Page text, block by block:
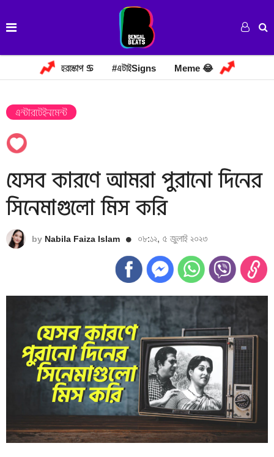
হরস্কোপ ♋ #এটাইSigns Meme 😂
এন্টারটেইনমেন্ট
যেসব কারণে আমরা পুরানো দিনের
সিনেমাগুলো মিস করি
by Nabila Faiza Islam ০৮:১২, ৫ জুলাই ২০২৩